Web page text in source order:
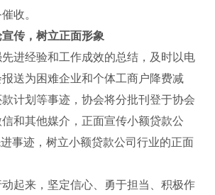
收。
传，树立正面形象
经验和工作成效的总结，及时以电
送为困难企业和个体工商户降费减
计划等事迹，协会将分批刊登于协会
和其他媒介，正面宣传小额贷款公
事迹，树立小额贷款公司行业的正面
来，坚定信心、勇于担当、积极作